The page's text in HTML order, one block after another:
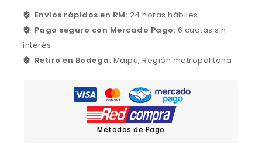
Envíos rápidos en RM: 24 horas hábiles
Pago seguro con Mercado Pago: 6 cuotas sin
interés
Retiro en Bodega: Maipú, Región metropolitana
Métodos de Pago